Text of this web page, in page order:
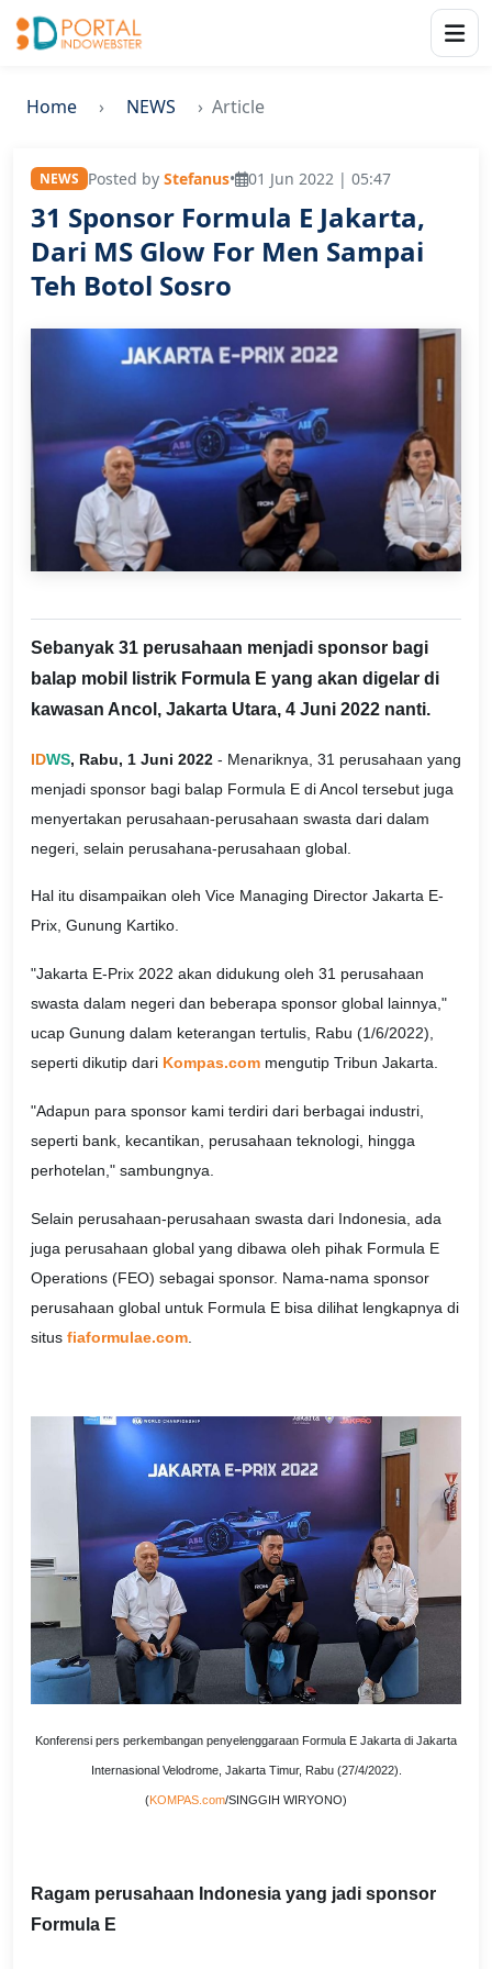
Home NEWS Article
NEWS Posted by Stefanus• 01 Jun 2022 | 05:47
31 Sponsor Formula E Jakarta,
Dari MS Glow For Men Sampai
Teh Botol Sosro
Sebanyak 31 perusahaan menjadi sponsor bagi
balap mobil listrik Formula E yang akan digelar di
kawasan Ancol, Jakarta Utara, 4 Juni 2022 nanti.
IDWS, Rabu, 1 Juni 2022 - Menariknya, 31 perusahaan yang
menjadi sponsor bagi balap Formula E di Ancol tersebut juga
menyertakan perusahaan-perusahaan swasta dari dalam
negeri, selain perusahana-perusahaan global.
Hal itu disampaikan oleh Vice Managing Director Jakarta E-
Prix, Gunung Kartiko.
"Jakarta E-Prix 2022 akan didukung oleh 31 perusahaan
swasta dalam negeri dan beberapa sponsor global lainnya,"
ucap Gunung dalam keterangan tertulis, Rabu (1/6/2022),
seperti dikutip dari Kompas.com mengutip Tribun Jakarta.
"Adapun para sponsor kami terdiri dari berbagai industri,
seperti bank, kecantikan, perusahaan teknologi, hingga
perhotelan," sambungnya.
Selain perusahaan-perusahaan swasta dari Indonesia, ada
juga perusahaan global yang dibawa oleh pihak Formula E
Operations (FEO) sebagai sponsor. Nama-nama sponsor
perusahaan global untuk Formula E bisa dilihat lengkapnya di
situs fiaformulae.com
Konferensi pers perkembangan penyelenggaraan Formula E Jakarta di Jakarta
Internasional Velodrome, Jakarta Timur, Rabu (27/4/2022).
(KOMPAS.com/SINGGIH WIRYONO)
Ragam perusahaan Indonesia yang jadi sponsor
Formula E